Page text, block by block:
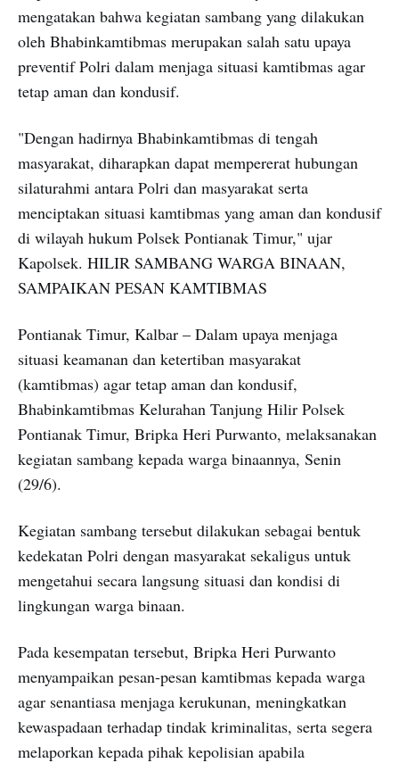
mengatakan bahwa kegiatan sambang yang dilakukan
oleh Bhabinkamtibmas merupakan salah satu upaya
preventif Polri dalam menjaga situasi kamtibmas agar
tetap aman dan kondusif.
"Dengan hadirnya Bhabinkamtibmas di tengah
masyarakat, diharapkan dapat mempererat hubungan
silaturahmi antara Polri dan masyarakat serta
menciptakan situasi kamtibmas yang aman dan kondusif
di wilayah hukum Polsek Pontianak Timur," ujar
Kapolsek. HILIR SAMBANG WARGA BINAAN,
SAMPAIKAN PESAN KAMTIBMAS
Pontianak Timur, Kalbar – Dalam upaya menjaga
situasi keamanan dan ketertiban masyarakat
(kamtibmas) agar tetap aman dan kondusif,
Bhabinkamtibmas Kelurahan Tanjung Hilir Polsek
Pontianak Timur, Bripka Heri Purwanto, melaksanakan
kegiatan sambang kepada warga binaannya, Senin
(29/6).
Kegiatan sambang tersebut dilakukan sebagai bentuk
kedekatan Polri dengan masyarakat sekaligus untuk
mengetahui secara langsung situasi dan kondisi di
lingkungan warga binaan.
Pada kesempatan tersebut, Bripka Heri Purwanto
menyampaikan pesan-pesan kamtibmas kepada warga
agar senantiasa menjaga kerukunan, meningkatkan
kewaspadaan terhadap tindak kriminalitas, serta segera
melaporkan kepada pihak kepolisian apabila